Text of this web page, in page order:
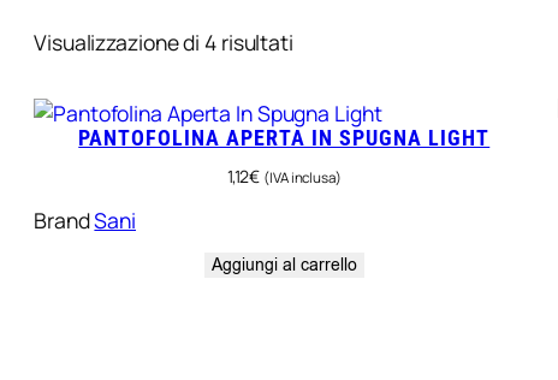
Visualizzazione di 4 risultati
PANTOFOLINA APERTA IN SPUGNA LIGHT
1,12€ (IVA inclusa)
BrandSani
Aggiungi al carrello